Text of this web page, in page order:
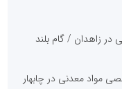
در زاهدان / گام بلند
مواد معدنی در چابهار